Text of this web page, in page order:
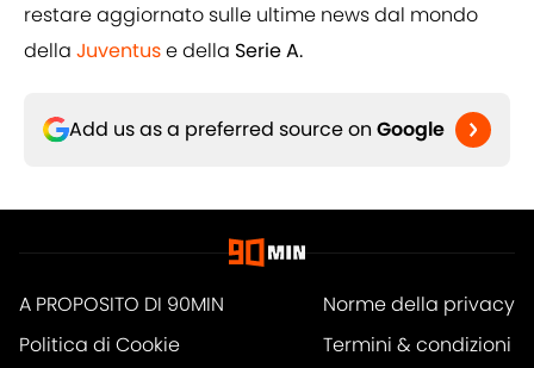
restare aggiornato sulle ultime news dal mondo
della Juventuse della Serie A.
Add us as a preferred source on Google
A PROPOSITO DI 90MIN
Norme della privacy
Politica di Cookie
Termini & condizioni